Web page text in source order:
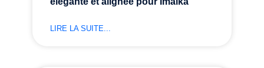
LIRE LA SUITE...